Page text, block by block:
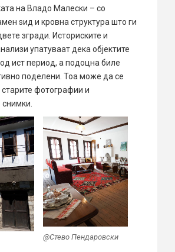
на Владо Малески – со
ѕид и кровна структура што ги
згради. Историските и
упатуваат дека објектите
ист период, а подоцна биле
поделени. Тоа може да се
фотографии и
снимки.
@Стево Пендаровски